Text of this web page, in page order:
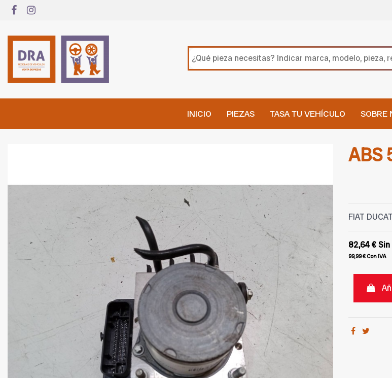
INICIO PIEZAS TASA TU VEHÍCULO SOBRE
ABS
FIAT
82,64 €Sin
99,99 €Con IVA